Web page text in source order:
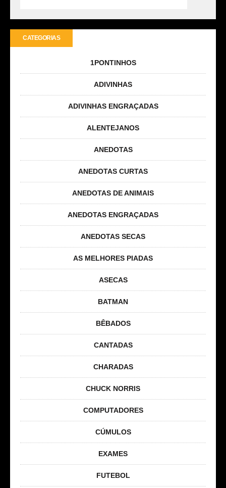
CATEGORIAS
1PONTINHOS
ADIVINHAS
ADIVINHAS ENGRAÇADAS
ALENTEJANOS
ANEDOTAS
ANEDOTAS CURTAS
ANEDOTAS DE ANIMAIS
ANEDOTAS ENGRAÇADAS
ANEDOTAS SECAS
AS MELHORES PIADAS
ASECAS
BATMAN
BÊBADOS
CANTADAS
CHARADAS
CHUCK NORRIS
COMPUTADORES
CÚMULOS
EXAMES
FUTEBOL